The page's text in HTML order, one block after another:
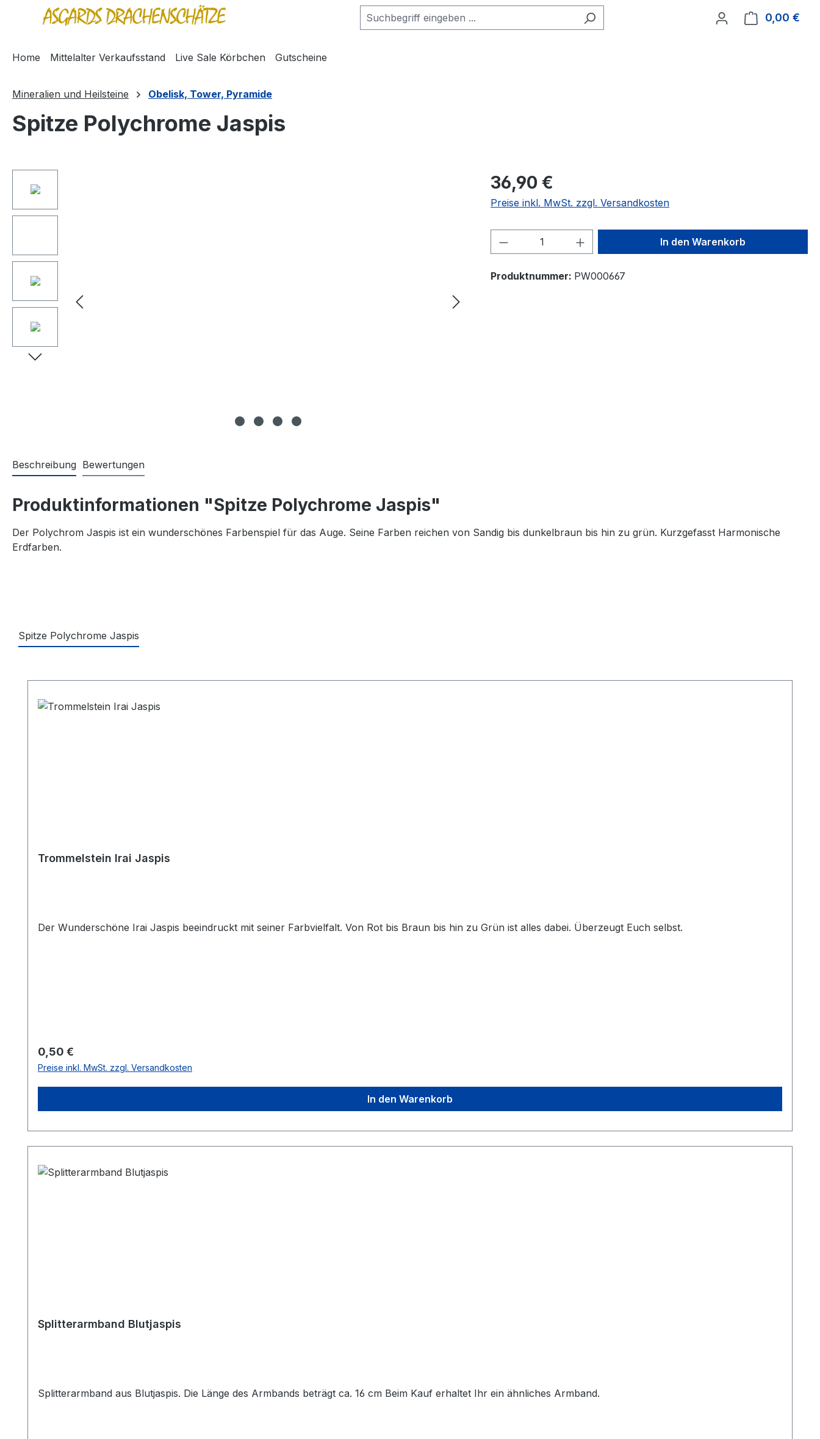
Zur Hauptnavigation springen 0,00 €
Home Mittelalter Verkaufsstand Live Sale Körbchen Gutscheine
Mineralien und Heilsteine Obelisk, Tower, Pyramide
Spitze Polychrome Jaspis
36,90 €
Preise inkl. MwSt. zzgl. Versandkosten
Produkt Anzahl: Gib den gewünschten Wert
In den Warenkorb
Produktnummer: PW000667
Beschreibung Bewertungen
Produktinformationen "Spitze Polychrome Jaspis"
Der Polychrom Jaspis ist ein wunderschönes Farbenspiel für das Auge. Seine Farben reichen von Sandig bis dunkelbraun bis hin zu grün. Kurzgefasst Harmonische
Erdfarben.
Spitze Polychrome Jaspis
Trommelstein Irai Jaspis
Der Wunderschöne Irai Jaspis beeindruckt mit seiner Farbvielfalt. Von Rot bis Braun bis hin zu Grün ist alles dabei. Überzeugt Euch selbst.
Regulärer Preis:
0,50 €
Preise inkl. MwSt. zzgl. Versandkosten
In den Warenkorb
Splitterarmband Blutjaspis
Splitterarmband aus Blutjaspis. Die Länge des Armbands beträgt ca. 16 cm Beim Kauf erhaltet Ihr ein ähnliches Armband.